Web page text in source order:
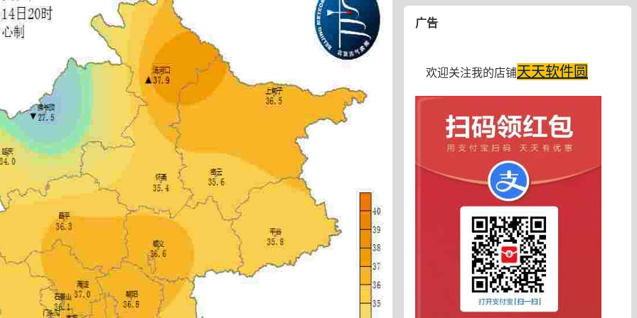
广告
欢迎关注我的店铺天天软件圆